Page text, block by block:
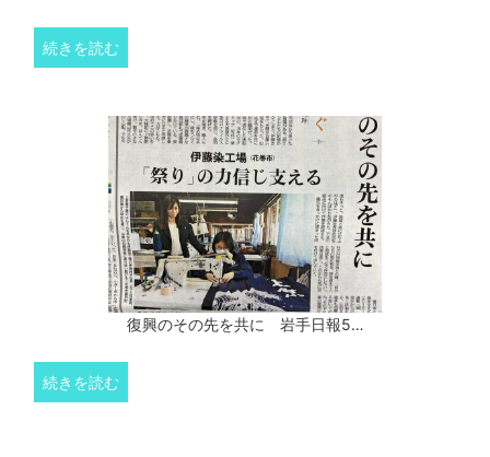
続きを読む
復興のその先を共に 岩手日報5…
続きを読む